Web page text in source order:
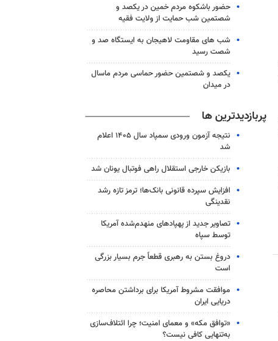
حضور باشکوه مردم خمین در یکصد و
شصتمین شب حمایت از ولایت فقیه
شب های مقاومت لاهیجان به ایستگاه صد و
شصت رسید
یکصد و شصتمین حضور حماسی مردم ماسال
در میدان
پربازدیدترین ها
نتیجه آزمون ورودی سمپاد سال ۱۴۰۵ اعلام
شد
بازیکن خارجی استقلال راهی فوتبال یونان شد
افزایش سپرده قانونی بانک‌ها؛ ترمز تازه رشد
نقدینگی
تصاویر جدید از پهپادهای منهدم‌شده آمریکا
توسط سپاه
دروغ بستن به رهبری قطعاً جرم بسیار بزرگی
است
موافقت مشروط آمریکا برای برداشتن محاصره
دریایی ایران
«توافق مکه» و معمای امنیت؛ چرا ائتلاف‌سازی
به‌تنهایی کافی نیست؟